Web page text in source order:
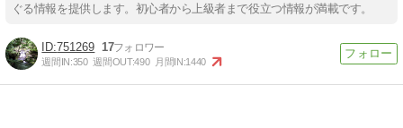
ぐる情報を提供します。初心者から上級者まで役立つ情報が満載です。
751269 17
週間IN:350 週間OUT:490 月間IN:1440